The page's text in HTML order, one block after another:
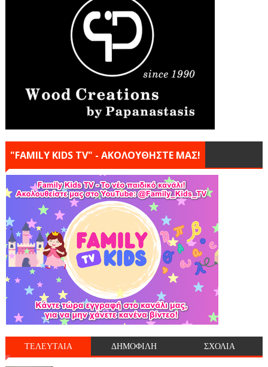
"FAMILY KIDS TV" - ΑΚΟΛΟΥΘΗΣΤΕ ΜΑΣ!
ΤΕΛΕΥΤΑΙΑ ΔΗΜΟΦΙΛΗ ΣΧΟΛΙΑ